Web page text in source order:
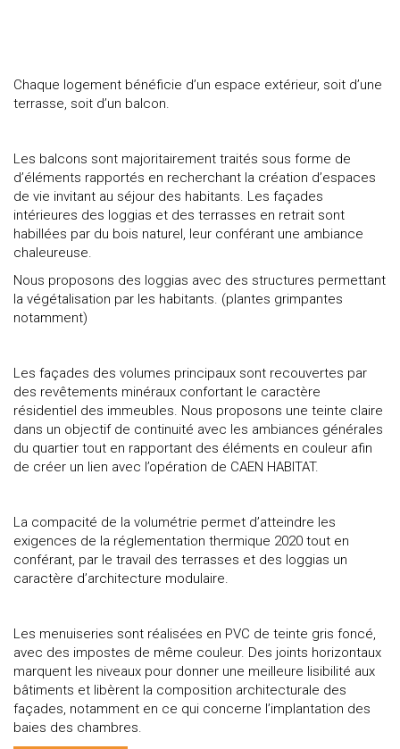
Chaque logement bénéficie d’un espace extérieur, soit d’une
terrasse, soit d’un balcon.
Les balcons sont majoritairement traités sous forme de
d’éléments rapportés en recherchant la création d’espaces
de vie invitant au séjour des habitants. Les façades
intérieures des loggias et des terrasses en retrait sont
habillées par du bois naturel, leur conférant une ambiance
chaleureuse.
Nous proposons des loggias avec des structures permettant
la végétalisation par les habitants. (plantes grimpantes
notamment)
Les façades des volumes principaux sont recouvertes par
des revêtements minéraux confortant le caractère
résidentiel des immeubles. Nous proposons une teinte claire
dans un objectif de continuité avec les ambiances générales
du quartier tout en rapportant des éléments en couleur afin
de créer un lien avec l’opération de CAEN HABITAT.
La compacité de la volumétrie permet d’atteindre les
exigences de la réglementation thermique 2020 tout en
conférant, par le travail des terrasses et des loggias un
caractère d’architecture modulaire.
Les menuiseries sont réalisées en PVC de teinte gris foncé,
avec des impostes de même couleur. Des joints horizontaux
marquent les niveaux pour donner une meilleure lisibilité aux
bâtiments et libèrent la composition architecturale des
façades, notamment en ce qui concerne l’implantation des
baies des chambres.